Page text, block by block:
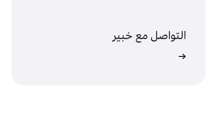
التواصل مع خبير